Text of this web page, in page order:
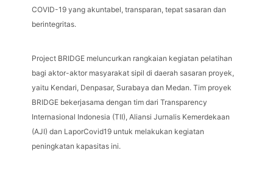
COVID-19 yang akuntabel, transparan, tepat sasaran dan
berintegritas.
Project BRIDGE meluncurkan rangkaian kegiatan pelatihan
bagi aktor-aktor masyarakat sipil di daerah sasaran proyek,
yaitu Kendari, Denpasar, Surabaya dan Medan. Tim proyek
BRIDGE bekerjasama dengan tim dari Transparency
Internasional Indonesia (TII), Aliansi Jurnalis Kemerdekaan
(AJI) dan LaporCovid19 untuk melakukan kegiatan
peningkatan kapasitas ini.